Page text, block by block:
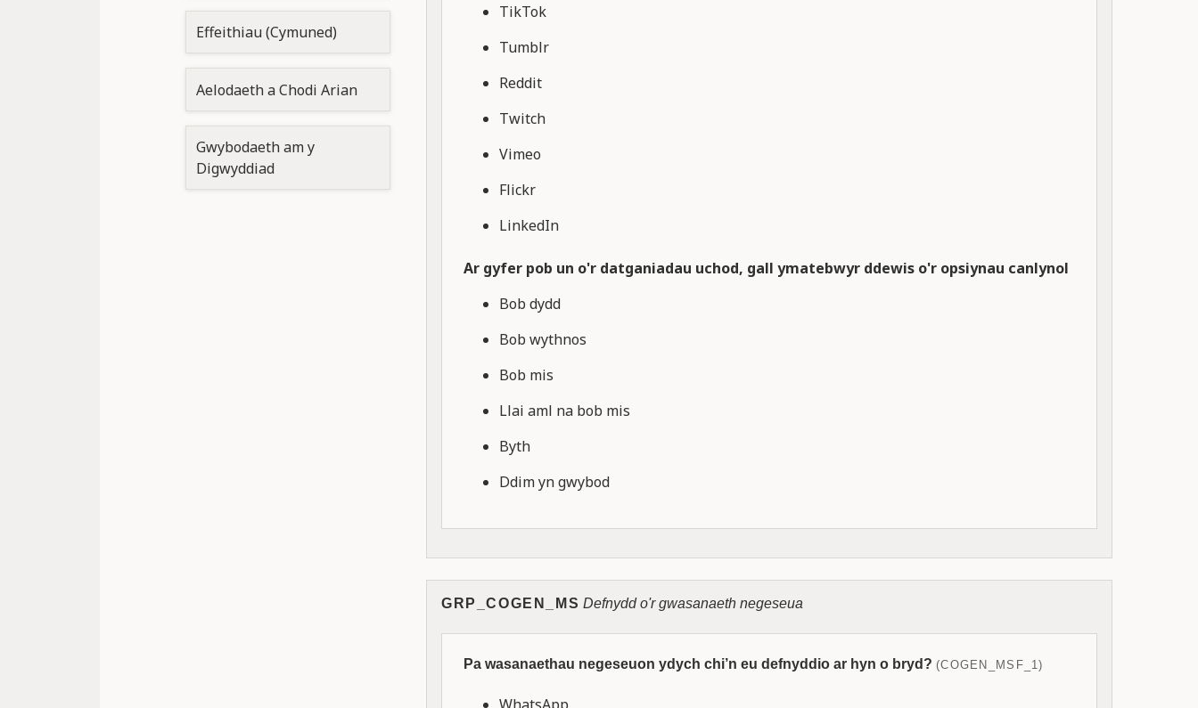
Effeithiau (Cymuned)
Aelodaeth a Chodi Arian
Gwybodaeth am y
Digwyddiad
TikTok
Tumblr
Reddit
Twitch
Vimeo
Flickr
LinkedIn
Ar gyfer pob un o'r datganiadau uchod, gall ymatebwyr ddewis o'r opsiynau canlynol
Bob dydd
Bob wythnos
Bob mis
Llai aml na bob mis
Byth
Ddim yn gwybod
GRP_COGEN_MS Defnydd o'r gwasanaeth negeseua
Pa wasanaethau negeseuon ydych chi’n eu defnyddio ar hyn o bryd? (COGEN_MSF_1)